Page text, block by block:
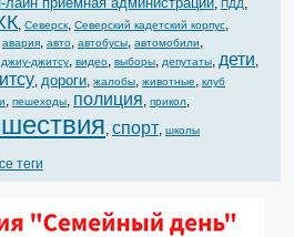
, ПДД,
, Северск, Северский кадетский корпус,
авария, авто, автобусы, автомобили,
джитсу, видео, выборы, депутаты, дети,
, дороги, жалобы, животные, клуб
, пешеходы, полиция, прикол,
, спорт, школы
теги